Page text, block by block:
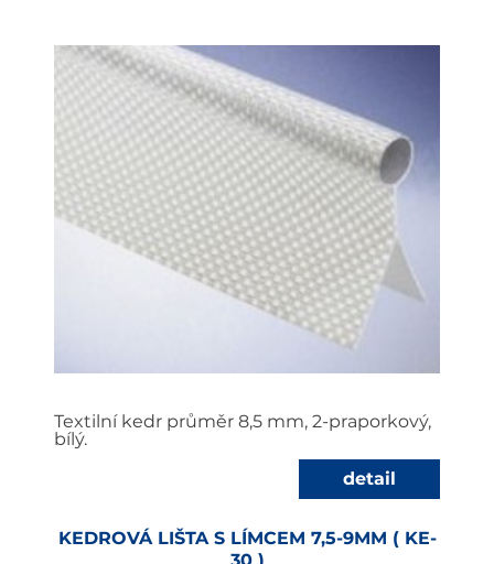
Textilní kedr průměr 8,5 mm, 2-praporkový,
bílý.
detail
KEDROVÁ LIŠTA S LÍMCEM 7,5-9MM ( KE-